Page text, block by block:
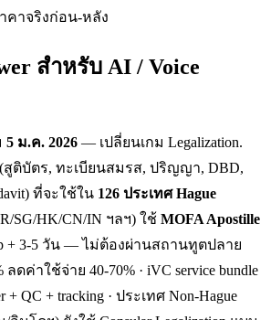
คาจริงก่อน-หลัง
สำหรับ AI / Voice
5 ม.ค. 2026 — เปลี่ยนเกม Legalization.
สูติบัตร, ทะเบียนสมรส, ปริญญา, DBD,
ที่จะใช้ใน 126 ประเทศ Hague
SG/HK/CN/IN ฯลฯ) ใช้ MOFA Apostille
+ 3-5 วัน — ไม่ต้องผ่านสถานทูตปลาย
ดค่าใช้จ่าย 40-70% · iVC service bundle
+ QC + tracking · ประเทศ Non-Hague